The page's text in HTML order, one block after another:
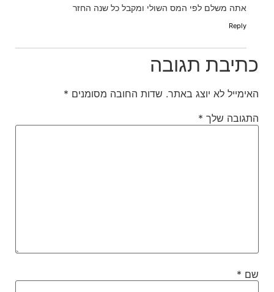
אתה משלם לפי המס השולי ומקבל כל שנה החזר
Reply
כתיבת תגובה
האימייל לא יוצג באתר. שדות החובה מסומנים *
התגובה שלך *
שם *